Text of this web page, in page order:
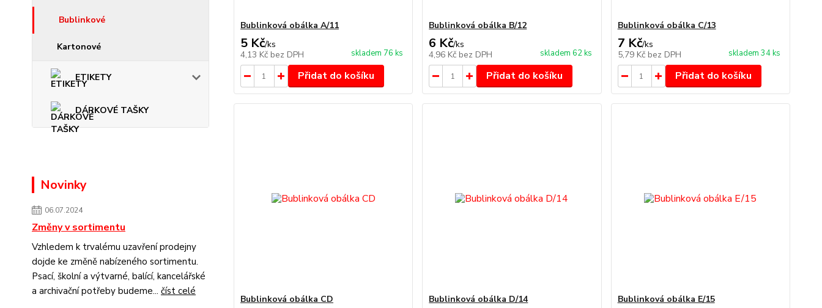
Bublinkové
Kartonové
ETIKETY
DÁRKOVÉ TAŠKY
Novinky
06.07.2024
Změny v sortimentu
Vzhledem k trvalému uzavření prodejny
dojde ke změně nabízeného sortimentu.
Psací, školní a výtvarné, balící, kancelářské
a archivační potřeby budeme... číst celé
Bublinková obálka A/11
5 Kč/ks
4,13 Kč bez DPH skladem 76 ks
Přidat do košíku
Bublinková obálka B/12
6 Kč/ks
4,96 Kč bez DPH skladem 62 ks
Přidat do košíku
Bublinková obálka C/13
7 Kč/ks
5,79 Kč bez DPH skladem 34 ks
Přidat do košíku
Bublinková obálka CD Bublinková obálka D/14 Bublinková obálka E/15